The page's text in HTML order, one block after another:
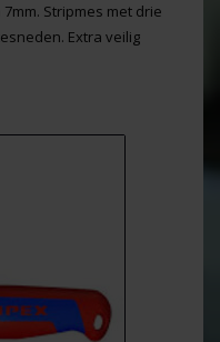
Stripmes met drie
Extra veilig